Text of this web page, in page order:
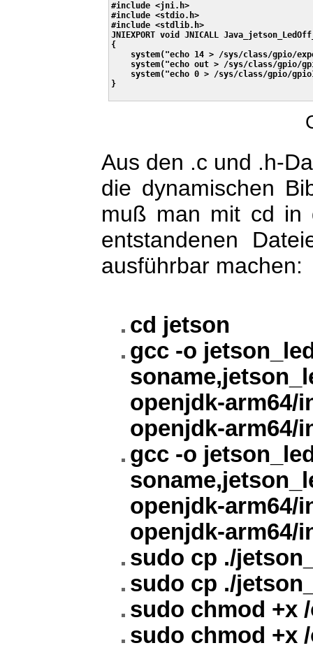
#include <jni.h>
#include <stdio.h>
#include <stdlib.h>
JNIEXPORT void JNICALL
{
system("echo 14 > /sys/class/gpio/
system("echo out > /sys/class/gpio/
system("echo 0 > /sys/class/gpio/
}
Aus den .c und .h-
die dynamischen
muß man mit cd in
entstandenen
ausführbar machen:
cd jetson
gcc -o
openjdk-arm64/
openjdk-arm64/
gcc -o
openjdk-arm64/
openjdk-arm64/
sudo cp ./
sudo cp ./
sudo chmod +x
sudo chmod +x